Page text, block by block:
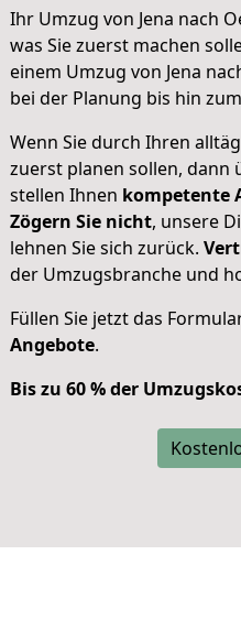
Ihr Umzug von Jena nach
was Sie zuerst machen
einem Umzug von Jena
bei der Planung bis hin
Wenn Sie durch Ihren
zuerst planen sollen, dann
stellen Ihnen kompetente
Zögern Sie nicht, unsere
lehnen Sie sich zurück.
der Umzugsbranche und
Füllen Sie jetzt das
Angebote.
Bis zu 60 % der